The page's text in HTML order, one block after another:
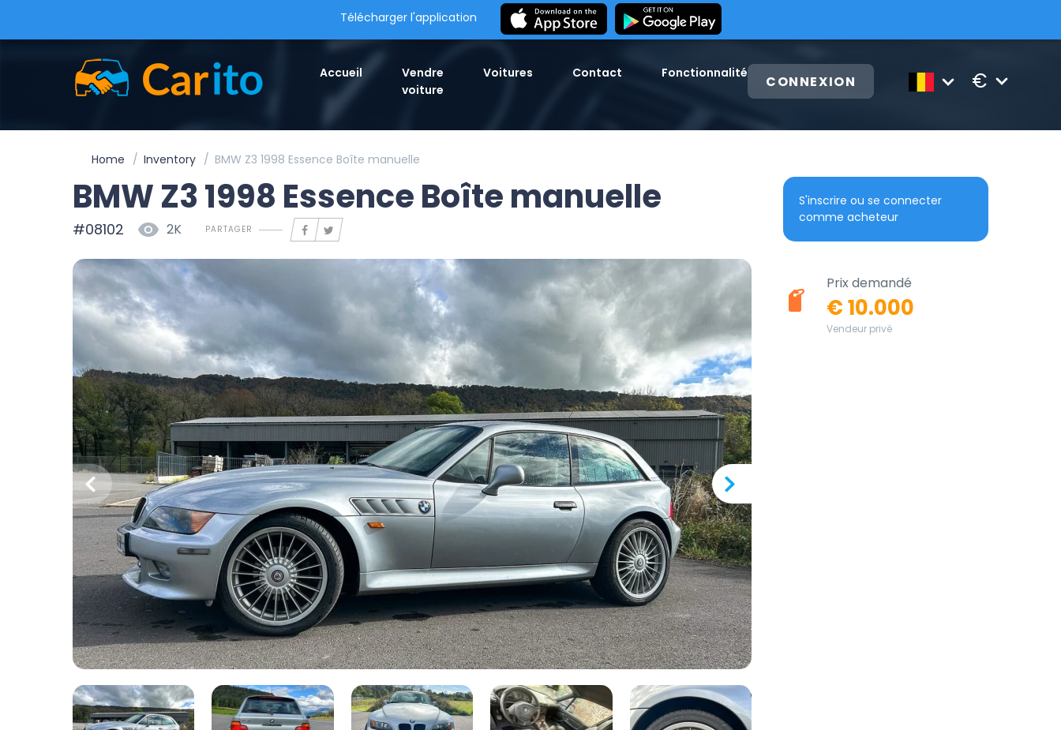
Télécharger l'application
Accueil
Vendre
voiture
Voitures Contact Fonctionnalité CONNEXION €
Home Inventory BMW Z3 1998 Essence Boîte manuelle
BMW Z3 1998 Essence Boîte manuelle
#08102 2K PARTAGER
S'inscrire ou se connecter
comme acheteur
Prix demandé
€ 10.000
Vendeur privé